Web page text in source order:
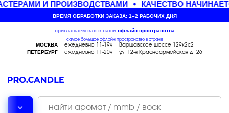
И ПРОИЗВОДСТВАМИ КАЧЕСТВО
ВРЕМЯ ОБРАБОТКИ ЗАКАЗА: 1–2 РАБОЧИХ ДНЯ
приглашаем вас в наши офлайн пространства
самое большое офлайн пространство в стране
МОСКВА| ежедневно 11-19ч | Варшавское шоссе 129к2с2
ПЕТЕРБУРГ| ежедневно 11-20ч | ул. 12-я Красноармейская д. 26